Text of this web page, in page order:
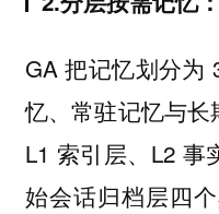
GA 把记忆划分为
忆、常驻记忆与长
L1 索引层、L2 事
始会话归档层四